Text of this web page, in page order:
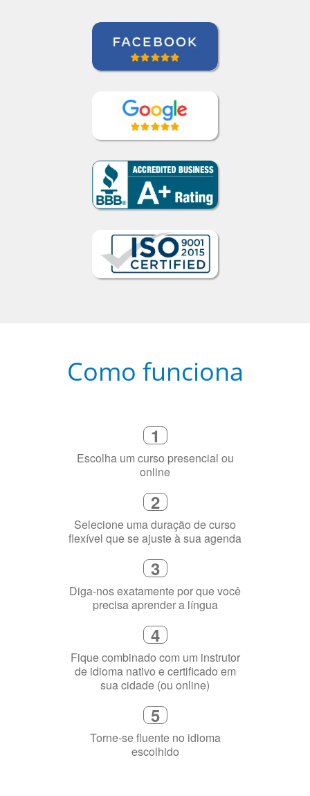
Como funciona
1
Escolha um curso presencial ou
online
2
Selecione uma duração de curso
flexível que se ajuste à sua agenda
3
Diga-nos exatamente por que você
precisa aprender a língua
4
Fique combinado com um instrutor
de idioma nativo e certificado em
sua cidade (ou online)
5
Torne-se fluente no idioma
escolhido